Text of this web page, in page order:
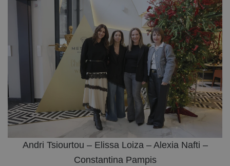
Andri Tsiourtou – Elissa Loiza – Alexia Nafti –
Constantina Pampis